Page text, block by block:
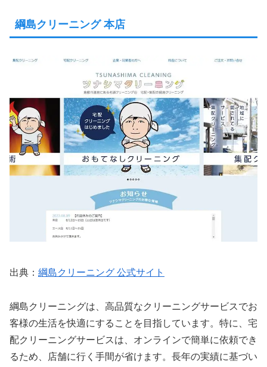
綱島クリーニング 本店
出典： 綱島クリーニング 公式サイト
綱島クリーニングは、高品質なクリーニングサービスでお
客様の生活を快適にすることを目指しています。特に、宅
配クリーニングサービスは、オンラインで簡単に依頼でき
るため、店舗に行く手間が省けます。長年の実績に基づい